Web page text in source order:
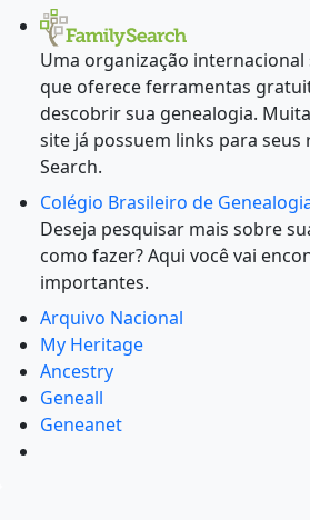
Uma organização
que oferece ferramentas
descobrir sua genealogia.
site já possuem links para seus
Search.
Colégio Brasileiro de
Deseja pesquisar mais sobre
como fazer? Aqui você vai
importantes.
Arquivo Nacional
My Heritage
Ancestry
Geneall
Geneanet